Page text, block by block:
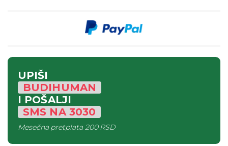
UPIŠI
BUDIHUMAN
I POŠALJI
SMS NA3030
Mesečna pretplata200 RSD